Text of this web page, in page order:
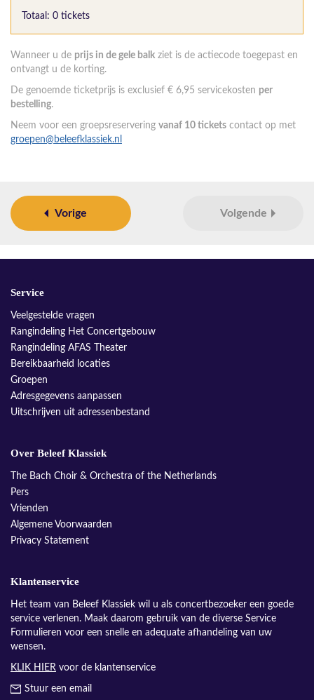
Totaal: 0 tickets
Wanneer u de prijs in de gele balk ziet is de actiecode toegepast en
ontvangt u de korting.
De genoemde ticketprijs is exclusief € 6,95 servicekosten per
bestelling.
Neem voor een groepsreservering vanaf 10 tickets contact op met
groepen@beleefklassiek.nl
Vorige Volgende
Service
Veelgestelde vragen
Rangindeling Het Concertgebouw
Rangindeling AFAS Theater
Bereikbaarheid locaties
Groepen
Adresgegevens aanpassen
Uitschrijven uit adressenbestand
Over Beleef Klassiek
The Bach Choir & Orchestra of the Netherlands
Pers
Vrienden
Algemene Voorwaarden
Privacy Statement
Klantenservice
Het team van Beleef Klassiek wil u als concertbezoeker een goede
service verlenen. Maak daarom gebruik van de diverse Service
Formulieren voor een snelle en adequate afhandeling van uw
wensen.
KLIK HIER voor de klantenservice
Stuur een email